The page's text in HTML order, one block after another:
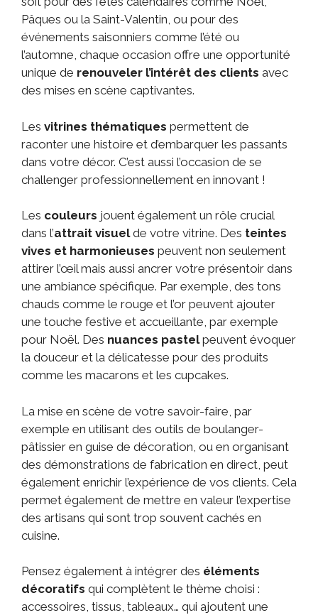
Pâques ou la Saint-Valentin, ou pour des
événements saisonniers comme l’été ou
l’automne, chaque occasion offre une opportunité
unique de renouveler l’intérêt des clients avec
des mises en scène captivantes.
Les vitrines thématiques permettent de
raconter une histoire et d’embarquer les passants
dans votre décor. C’est aussi l’occasion de se
challenger professionnellement en innovant !
Les couleurs jouent également un rôle crucial
dans l’attrait visuelde votre vitrine. Des teintes
vives et harmonieuses peuvent non seulement
attirer l’œil mais aussi ancrer votre présentoir dans
une ambiance spécifique. Par exemple, des tons
chauds comme le rouge et l’or peuvent ajouter
une touche festive et accueillante, par exemple
pour Noël. Des nuances pastelpeuvent évoquer
la douceur et la délicatesse pour des produits
comme les macarons et les cupcakes.
La mise en scène de votre savoir-faire, par
exemple en utilisant des outils de boulanger-
pâtissier en guise de décoration, ou en organisant
des démonstrations de fabrication en direct, peut
également enrichir l’expérience de vos clients. Cela
permet également de mettre en valeur l’expertise
des artisans qui sont trop souvent cachés en
cuisine.
Pensez également à intégrer des éléments
décoratifs qui complètent le thème choisi :
accessoires, tissus, tableaux… qui ajoutent une